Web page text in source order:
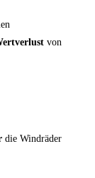
von
die Windräder